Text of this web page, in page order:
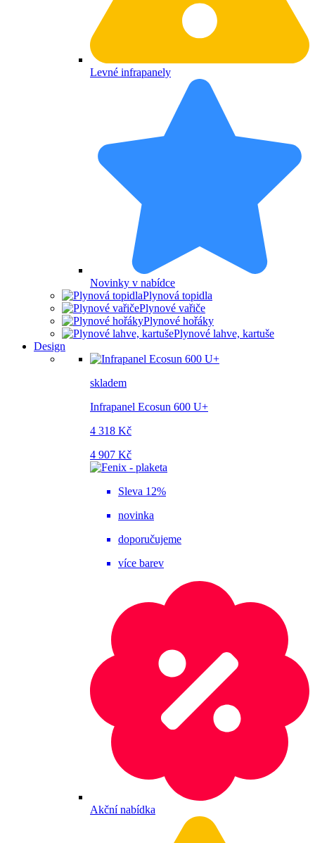
Levné infrapanely
Novinky v nabídce
Plynová topidla
Plynové vařiče
Plynové hořáky
Plynové lahve, kartuše
Design
skladem
Infrapanel Ecosun 600 U+
4 318 Kč
4 907 Kč
Sleva 12%
novinka
doporučujeme
více barev
Akční nabídka